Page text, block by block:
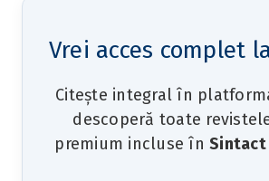
Vrei acces complet
Citește integral în
descoperă toate
premium incluse în Sintact